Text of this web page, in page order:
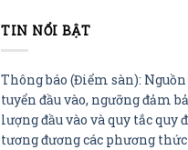
TIN NỔI BẬT
Thông báo (Điểm sàn):
tuyển đầu vào, ngưỡng đảm
lượng đầu vào và quy tắc quy
tương đương các phương